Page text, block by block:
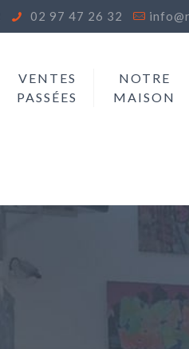
02 97 47 26 32
VENTES
PASSÉES
NOTRE
MAISON